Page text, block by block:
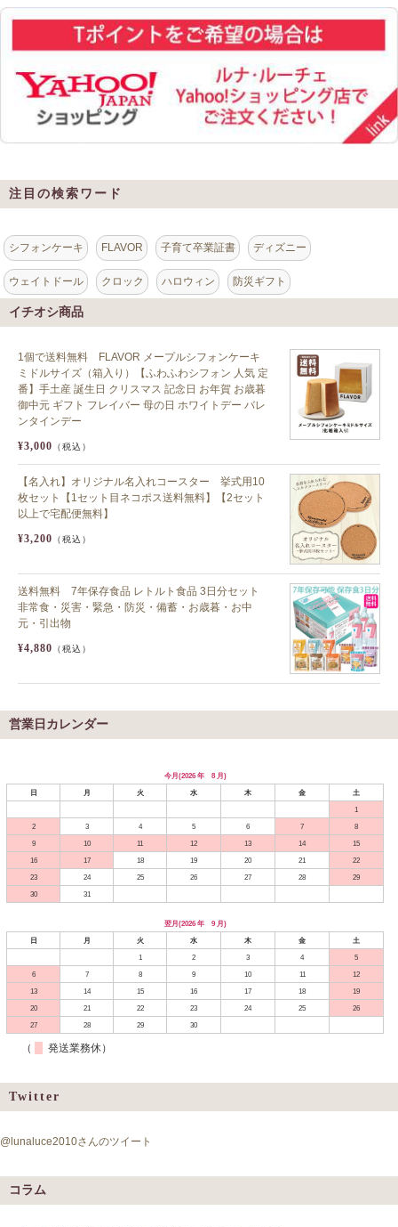
注目の検索ワード
シフォンケーキ FLAVOR 子育て卒業証書 ディズニー
ウェイトドール クロック ハロウィン 防災ギフト
イチオシ商品
1個で送料無料 FLAVOR メープルシフォンケーキ
ミドルサイズ（箱入り）【ふわふわシフォン 人気 定
番】手土産 誕生日 クリスマス 記念日 お年賀 お歳暮
御中元 ギフト フレイバー 母の日 ホワイトデー バレ
ンタインデー
¥3,000 （税込）
【名入れ】オリジナル名入れコースター 挙式用10
枚セット【1セット目ネコポス送料無料】【2セット
以上で宅配便無料】
¥3,200 （税込）
送料無料 7年保存食品 レトルト食品 3日分セット
非常食・災害・緊急・防災・備蓄・お歳暮・お中
元・引出物
¥4,880 （税込）
営業日カレンダー
今月(2026 年 8 月)
日
月 火 水 木 金
土
1
2
3 4 5 6 7
8
9
10 11 12 13 14
15
16
17 18 19 20 21
22
23
24 25 26 27 28
29
30
31
翌月(2026 年 9 月)
日
月 火 水 木 金
土
1
2 3 4
5
6
7 8 9 10 11
12
13
14 15 16 17 18
19
20
21 22 23 24 25
26
27
28 29 30
（ 発送業務休）
Twitter
@lunaluce2010さんのツイート
コラム